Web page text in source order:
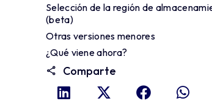
Selección de la región de
(beta)
Otras versiones menores
¿Qué viene ahora?
Comparte